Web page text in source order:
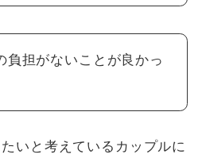
負担がないことが良かっ
いと考えているカップルに